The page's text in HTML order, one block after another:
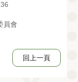
員會
回上一頁